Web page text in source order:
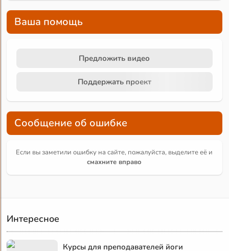
Ваша помощь
Предложить видео
Поддержать проект
Сообщение об ошибке
Если вы заметили ошибку на сайте, пожалуйста, выделите её и
смахните вправо
Интересное
Курсы для преподавателей йоги